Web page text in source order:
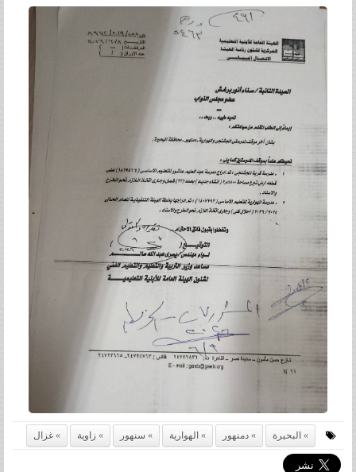
البحيرة دمنهور الهوارية سنهور زاوية غزال